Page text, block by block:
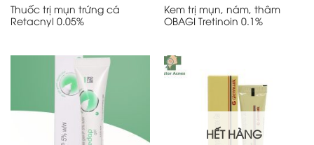
Thuốc trị mụn trứng cá
Retacnyl 0.05%
Kem trị mụn, nám, thâm
OBAGI Tretinoin 0.1%
HẾT HÀNG